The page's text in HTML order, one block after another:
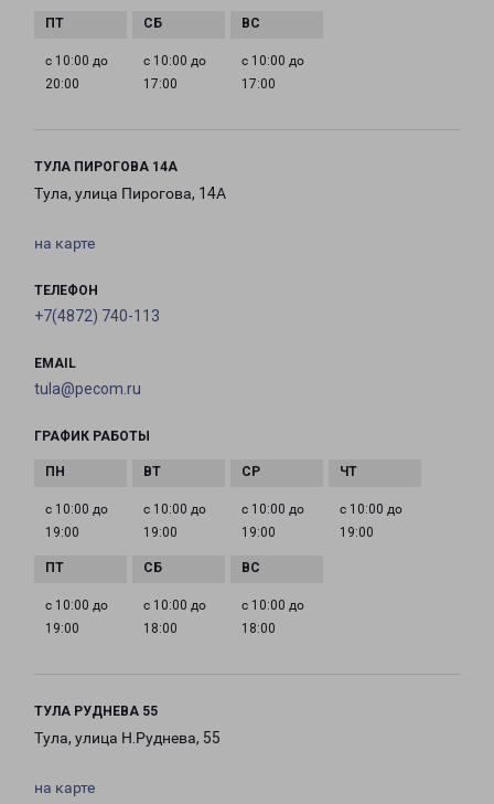
с 10:00 до
20:00
с 10:00 до
17:00
с 10:00 до
17:00
ТУЛА ПИРОГОВА 14А
Тула, улица Пирогова, 14А
на карте
ТЕЛЕФОН
+7(4872) 740-113
EMAIL
tula@pecom.ru
ГРАФИК РАБОТЫ
с 10:00 до
19:00
с 10:00 до
19:00
с 10:00 до
19:00
с 10:00 до
19:00
с 10:00 до
19:00
с 10:00 до
18:00
с 10:00 до
18:00
ТУЛА РУДНЕВА 55
Тула, улица Н.Руднева, 55
на карте